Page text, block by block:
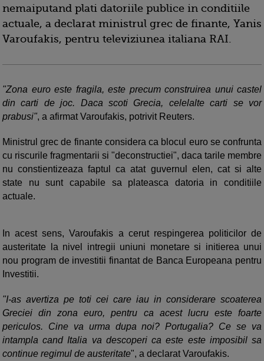
nemaiputand plati datoriile publice in conditiile
actuale, a declarat ministrul grec de finante, Yanis
Varoufakis, pentru televiziunea italiana RAI.
"Zona euro este fragila, este precum construirea unui castel
din carti de joc. Daca scoti Grecia, celelalte carti se vor
prabusi", a afirmat Varoufakis, potrivit Reuters.
Ministrul grec de finante considera ca blocul euro se confrunta
cu riscurile fragmentarii si "deconstructiei", daca tarile membre
nu constientizeaza faptul ca atat guvernul elen, cat si alte
state nu sunt capabile sa plateasca datoria in conditiile
actuale.
In acest sens, Varoufakis a cerut respingerea politicilor de
austeritate la nivel intregii uniuni monetare si initierea unui
nou program de investitii finantat de Banca Europeana pentru
Investitii.
"I-as avertiza pe toti cei care iau in considerare scoaterea
Greciei din zona euro, pentru ca acest lucru este foarte
periculos. Cine va urma dupa noi? Portugalia? Ce se va
intampla cand Italia va descoperi ca este este imposibil sa
continue regimul de austeritate", a declarat Varoufakis.